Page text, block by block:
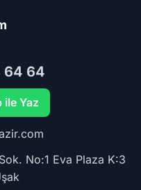
64 64
Yaz
No:1 Eva Plaza K:3